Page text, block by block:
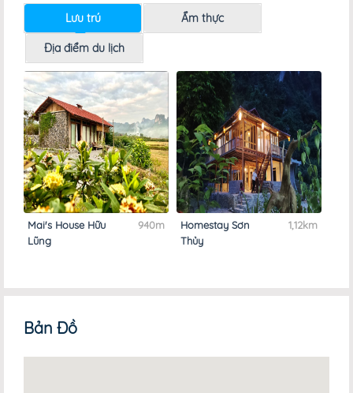
Lưu trú Ẩm thực
Địa điểm du lịch
Mai's House Hữu
Lũng
940m
Homestay Sơn
Thủy
1,12km
Bản Đồ